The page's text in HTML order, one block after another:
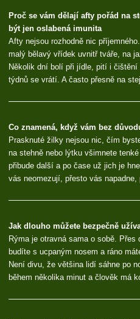
Proč se vám dělají afty pořád na
být jen oslabená imunita
Afty nejsou rozhodně nic
malý bělavý vřídek uvnitř tváře, na
Několik dní bolí při jídle, pití i
týdnů se vrátí. A často přesně na
Co znamená, když vám bez
Prasknuté žilky nejsou nic, čím
na stehně nebo lýtku všimnete
přibude další a po čase už jich je
vás neomezují, přesto vás
Jak dlouho můžete bezpečně
Rýma je otravná sama o sobě.
budíte s ucpaným nosem a ráno
Není divu, že většina lidí sáhne po
během několika minut a člověk má